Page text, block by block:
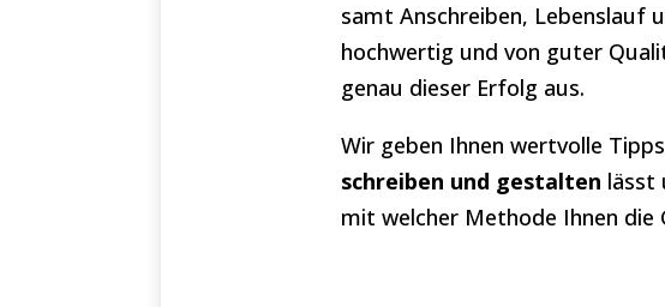
samt Anschreiben, Lebenslauf
hochwertig und von guter
genau dieser Erfolg aus.
Wir geben Ihnen wertvolle
schreiben und gestalten lässt
mit welcher Methode Ihnen